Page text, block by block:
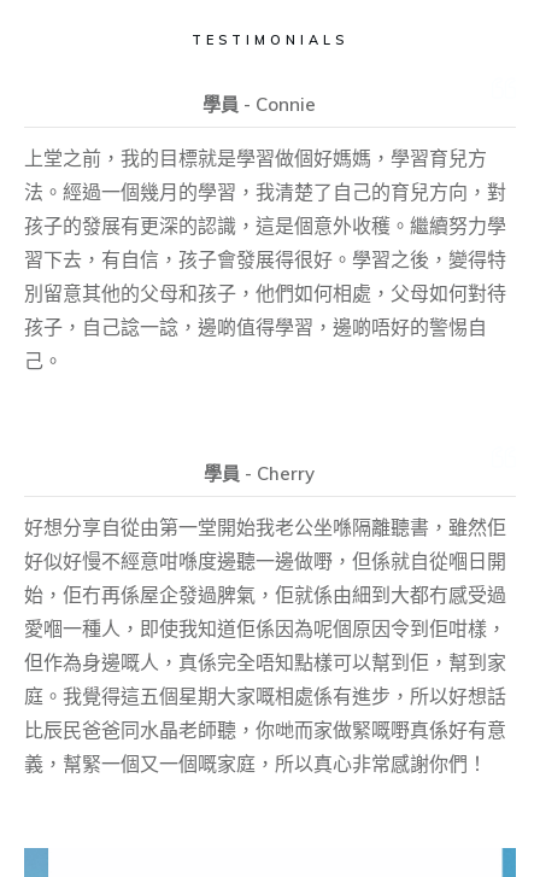
TESTIMONIALS
學員 - Connie
上堂之前，我的目標就是學習做個好媽媽，學習育兒方
法。經過一個幾月的學習，我清楚了自己的育兒方向，對
孩子的發展有更深的認識，這是個意外收穫。繼續努力學
習下去，有自信，孩子會發展得很好。學習之後，變得特
別留意其他的父母和孩子，他們如何相處，父母如何對待
孩子，自己諗一諗，邊啲值得學習，邊啲唔好的警惕自
己。
學員 - Cherry
好想分享自從由第一堂開始我老公坐喺隔離聽書，雖然佢
好似好慢不經意咁喺度邊聽一邊做嘢，但係就自從嗰日開
始，佢冇再係屋企發過脾氣，佢就係由細到大都冇感受過
愛嗰一種人，即使我知道佢係因為呢個原因令到佢咁樣，
但作為身邊嘅人，真係完全唔知點樣可以幫到佢，幫到家
庭。我覺得這五個星期大家嘅相處係有進步，所以好想話
比辰民爸爸同水晶老師聽，你哋而家做緊嘅嘢真係好有意
義，幫緊一個又一個嘅家庭，所以真心非常感謝你們！